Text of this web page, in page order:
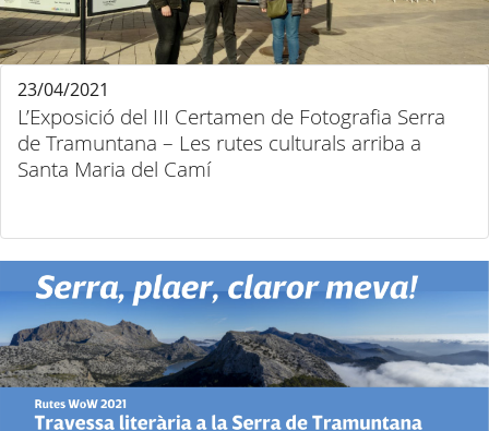
L’Exposició del III Certamen de Fotografia Serra
de Tramuntana – Les rutes culturals arriba a
Santa Maria del Camí
23/04/2021